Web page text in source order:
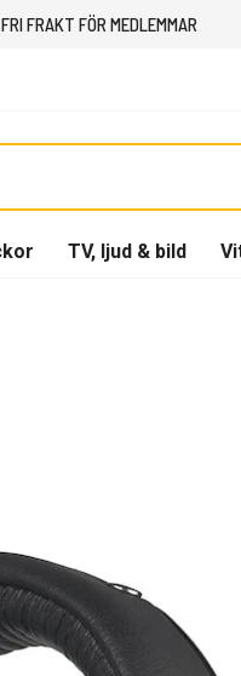
FRI FRAKT FÖR MEDLEMMAR
TV, ljud & bild